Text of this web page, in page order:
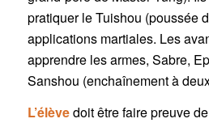
pratiquer le Tuishou (poussée
applications martiales. Les
apprendre les armes, Sabre,
Sanshou (enchaînement à
L’élèvedoit être faire preuve